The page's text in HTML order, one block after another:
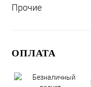
Прочие
ОПЛАТА